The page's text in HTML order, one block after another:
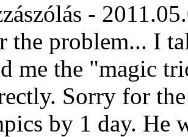
-
the problem... I
me the "magic
Sorry for
by 1 day. He